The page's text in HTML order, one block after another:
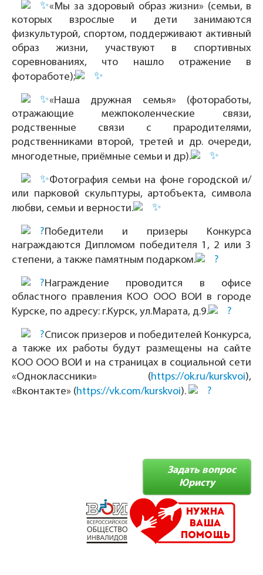
«Мы за здоровый образ жизни» (семьи, в
которых взрослые и дети занимаются
физкультурой, спортом, поддерживают активный
образ жизни, участвуют в спортивных
соревнованиях, что нашло отражение в
фотоработе);
«Наша дружная семья» (фотоработы,
отражающие межпоколенческие связи,
родственные связи с прародителями,
родственниками второй, третей и др. очереди,
многодетные, приёмные семьи и др).
Фотография семьи на фоне городской и/
или парковой скульптуры, артобъекта, символа
любви, семьи и верности.
Победители и призеры Конкурса
награждаются Дипломом победителя 1, 2 или 3
степени, а также памятным подарком.
Награждение проводится в офисе
областного правления КОО ООО ВОИ в городе
Курске, по адресу: г.Курск, ул.Марата, д.9.
Список призеров и победителей Конкурса,
а также их работы будут размещены на сайте
КОО ООО ВОИ и на страницах в социальной сети
«Одноклассники» (https://ok.ru/kurskvoi),
«Вконтакте» (https://vk.com/kurskvoi).
Задать вопрос
Юристу